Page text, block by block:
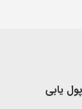
یابی